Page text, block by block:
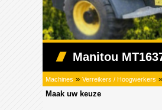
Manitou
Machines » Verreikers / Hoogwerkers »
Maak uw keuze